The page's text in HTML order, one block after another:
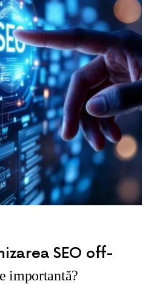
SEO off-
importantă?